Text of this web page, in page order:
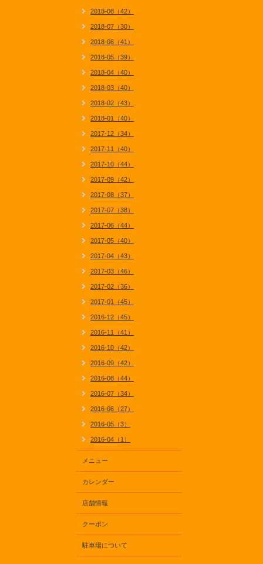
2018-08（42）
2018-07（30）
2018-06（41）
2018-05（39）
2018-04（40）
2018-03（40）
2018-02（43）
2018-01（40）
2017-12（34）
2017-11（40）
2017-10（44）
2017-09（42）
2017-08（37）
2017-07（38）
2017-06（44）
2017-05（40）
2017-04（43）
2017-03（46）
2017-02（36）
2017-01（45）
2016-12（45）
2016-11（41）
2016-10（42）
2016-09（42）
2016-08（44）
2016-07（34）
2016-06（27）
2016-05（3）
2016-04（1）
メニュー
カレンダー
店舗情報
クーポン
駐車場について